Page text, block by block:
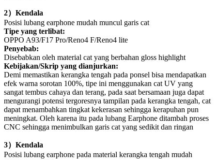
2） Kendala
Posisi lubang earphone mudah muncul garis cat
Tipe yang terlibat:
OPPO A93/F17 Pro/Reno4 F/Reno4 lite
Penyebab:
Disebabkan oleh material cat yang berbahan gloss highlight
Kebijakan/Skrip yang dianjurkan:
Demi memastikan kerangka tengah pada ponsel bisa mendapatkan
efek warna sorotan 100%, tipe ini menggunakan cat UV yang
sangat tembus cahaya dan terang, pada saat bersamaan juga dapat
mengurangi potensi tergoresnya tampilan pada kerangka tengah, cat
dapat menambahkan tingkat kekerasan sehingga kerapuhan pun
meningkat. Oleh karena itu pada lubang Earphone ditambah proses
CNC sehingga menimbulkan garis cat yang sedikit dan ringan
3） Kendala
Posisi lubang earphone pada material kerangka tengah mudah